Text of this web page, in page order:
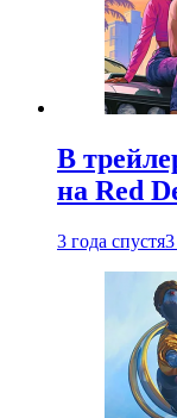
В
на Red
3 года спустя